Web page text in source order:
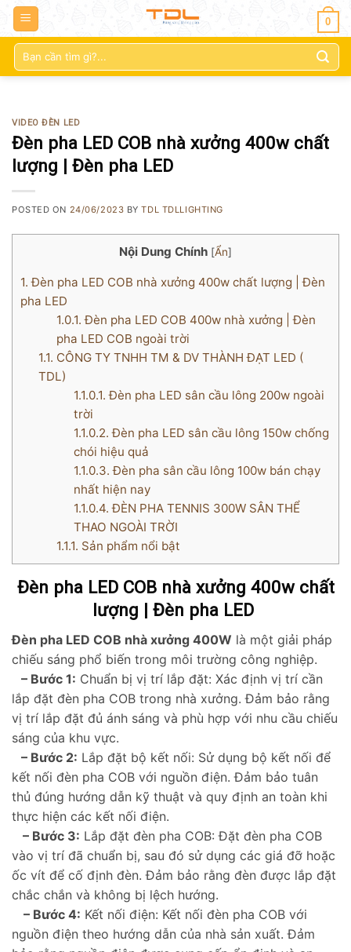
0
Tìm
kiếm:
VIDEO ĐÈN LED
Đèn pha LED COB nhà xưởng 400w chất
lượng | Đèn pha LED
POSTED ON 24/06/2023 BYTDL TDLLIGHTING
Nội Dung Chính [Ẩn]
1. Đèn pha LED COB nhà xưởng 400w chất lượng | Đèn
pha LED
1.0.1. Đèn pha LED COB 400w nhà xưởng | Đèn
pha LED COB ngoài trời
1.1. CÔNG TY TNHH TM & DV THÀNH ĐẠT LED (
TDL)
1.1.0.1. Đèn pha LED sân cầu lông 200w ngoài
trời
1.1.0.2. Đèn pha LED sân cầu lông 150w chống
chói hiệu quả
1.1.0.3. Đèn pha sân cầu lông 100w bán chạy
nhất hiện nay
1.1.0.4. ĐÈN PHA TENNIS 300W SÂN THỂ
THAO NGOÀI TRỜI
1.1.1. Sản phẩm nổi bật
Đèn pha LED COB nhà xưởng 400w chất
lượng | Đèn pha LED
Đèn pha LED COB nhà xưởng 400W là một giải pháp
chiếu sáng phổ biến trong môi trường công nghiệp.
– Bước 1: Chuẩn bị vị trí lắp đặt: Xác định vị trí cần
lắp đặt đèn pha COB trong nhà xưởng. Đảm bảo rằng
vị trí lắp đặt đủ ánh sáng và phù hợp với nhu cầu chiếu
sáng của khu vực.
– Bước 2: Lắp đặt bộ kết nối: Sử dụng bộ kết nối để
kết nối đèn pha COB với nguồn điện. Đảm bảo tuân
thủ đúng hướng dẫn kỹ thuật và quy định an toàn khi
thực hiện các kết nối điện.
– Bước 3: Lắp đặt đèn pha COB: Đặt đèn pha COB
vào vị trí đã chuẩn bị, sau đó sử dụng các giá đỡ hoặc
ốc vít để cố định đèn. Đảm bảo rằng đèn được lắp đặt
chắc chắn và không bị lệch hướng.
– Bước 4: Kết nối điện: Kết nối đèn pha COB với
nguồn điện theo hướng dẫn của nhà sản xuất. Đảm